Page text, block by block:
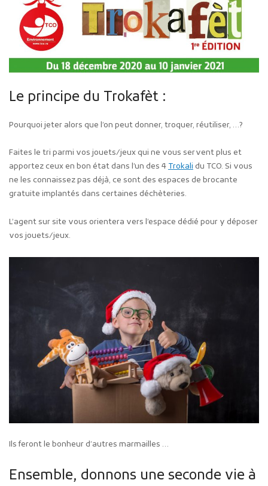
Le principe du Trokafèt :
Pourquoi jeter alors que l’on peut donner, troquer, réutiliser, …?
Faites le tri parmi vos jouets/jeux qui ne vous servent plus et
apportez ceux en bon état dans l’un des 4 Trokali du TCO. Si vous
ne les connaissez pas déjà, ce sont des espaces de brocante
gratuite implantés dans certaines déchèteries.
L’agent sur site vous orientera vers l’espace dédié pour y déposer
vos jouets/jeux.
Ils feront le bonheur d’autres marmailles …
Ensemble, donnons une seconde vie à